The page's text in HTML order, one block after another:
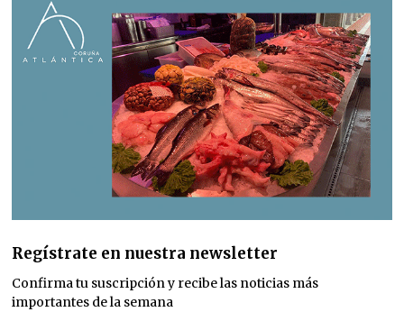
Regístrate en nuestra newsletter
Confirma tu suscripción y recibe las noticias más
importantes de la semana